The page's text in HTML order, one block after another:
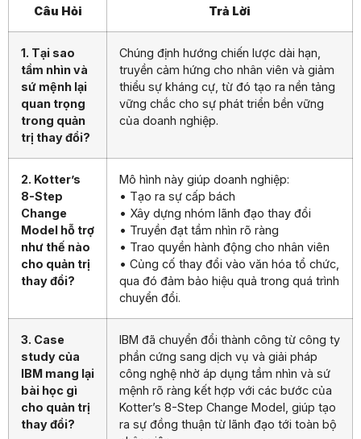
Câu Hỏi Trả Lời
1. Tại sao
tầm nhìn và
sứ mệnh lại
quan trọng
trong quản
trị thay đổi?
Chúng định hướng chiến lược dài hạn,
truyền cảm hứng cho nhân viên và giảm
thiểu sự kháng cự, từ đó tạo ra nền tảng
vững chắc cho sự phát triển bền vững
của doanh nghiệp.
2. Kotter’s
8-Step
Change
Model hỗ trợ
như thế nào
cho quản trị
thay đổi?
Mô hình này giúp doanh nghiệp:
• Tạo ra sự cấp bách
• Xây dựng nhóm lãnh đạo thay đổi
• Truyền đạt tầm nhìn rõ ràng
• Trao quyền hành động cho nhân viên
• Củng cố thay đổi vào văn hóa tổ chức,
qua đó đảm bảo hiệu quả trong quá trình
chuyển đổi.
3. Case
study của
IBM mang lại
bài học gì
cho quản trị
thay đổi?
IBM đã chuyển đổi thành công từ công ty
phần cứng sang dịch vụ và giải pháp
công nghệ nhờ áp dụng tầm nhìn và sứ
mệnh rõ ràng kết hợp với các bước của
Kotter’s 8-Step Change Model, giúp tạo
ra sự đồng thuận từ lãnh đạo tới toàn bộ